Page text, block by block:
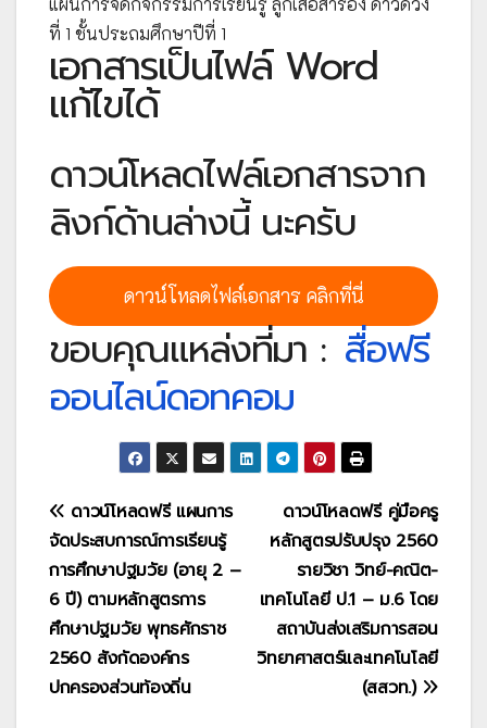
ที่ 1 ชั้นประถมศึกษาปีที่ 1
เอกสารเป็นไฟล์ Word
แก้ไขได้
ดาวน์โหลดไฟล์เอกสารจาก
ลิงก์ด้านล่างนี้ นะครับ
ดาวน์โหลดไฟล์เอกสาร คลิกที่นี่
ขอบคุณแหล่งที่มา : สื่อฟรี
ออนไลน์ดอทคอม
แนะแนว
เรื่อง
ดาวน์โหลดฟรี คู่มือครู
หลักสูตรปรับปรุง 2560
รายวิชา วิทย์-คณิต-
เทคโนโลยี ป.1 – ม.6 โดย
สถาบันส่งเสริมการสอน
วิทยาศาสตร์และเทคโนโลยี
(สสวท.)
ดาวน์โหลดฟรี แผนการ
จัดประสบการณ์การเรียนรู้
การศึกษาปฐมวัย (อายุ 2 –
6 ปี) ตามหลักสูตรการ
ศึกษาปฐมวัย พุทธศักราช
2560 สังกัดองค์กร
ปกครองส่วนท้องถิ่น